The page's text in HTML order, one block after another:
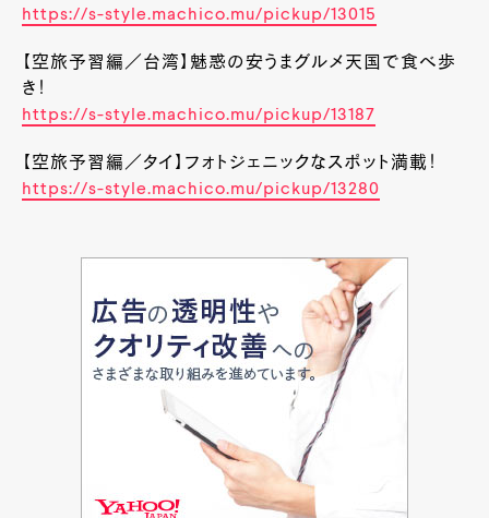
https://s-style.machico.mu/pickup/13015
【空旅予習編／台湾】魅惑の安うまグルメ天国で食べ歩
き！
https://s-style.machico.mu/pickup/13187
【空旅予習編／タイ】フォトジェニックなスポット満載！
https://s-style.machico.mu/pickup/13280